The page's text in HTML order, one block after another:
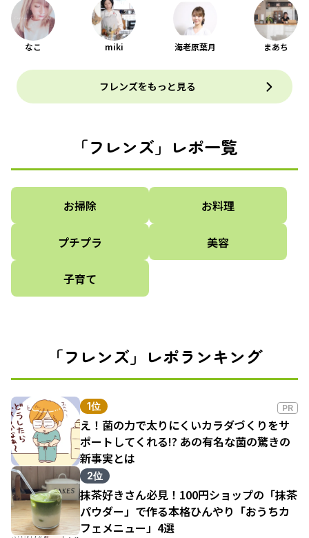
なこ miki 海老原葉月 まあち
フレンズをもっと見る
「フレンズ」レポ一覧
お掃除 お料理
プチプラ 美容
子育て
「フレンズ」レポランキング
1位 PR
え！菌の力で太りにくいカラダづくりをサ
ポートしてくれる!? あの有名な菌の驚きの
新事実とは
2位
抹茶好きさん必見！100円ショップの「抹茶
パウダー」で作る本格ひんやり「おうちカ
フェメニュー」4選